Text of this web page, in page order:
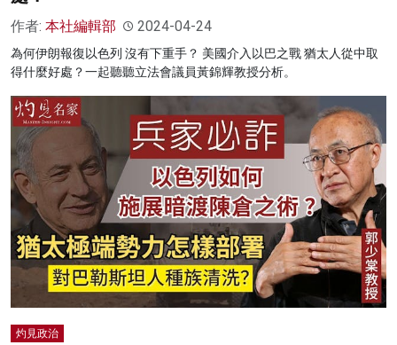
作者: 本社編輯部 2024-04-24
為何伊朗報復以色列 沒有下重手？ 美國介入以巴之戰 猶太人從中取
得什麼好處？一起聽聽立法會議員黃錦輝教授分析。
灼見政治